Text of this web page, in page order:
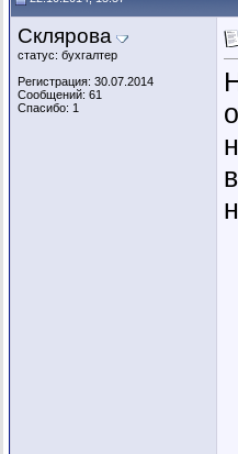
Склярова
статус: бухгалтер
Регистрация: 30.07.2014
Сообщений: 61
Спасибо: 1